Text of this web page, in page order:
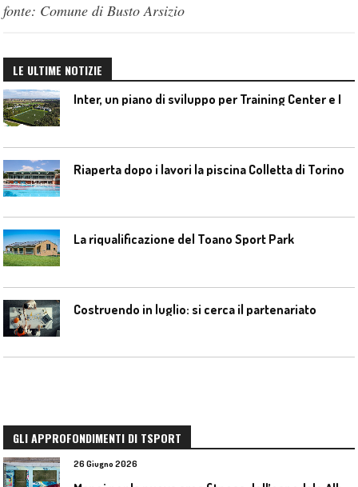
fonte: Comune di Busto Arsizio
LE ULTIME NOTIZIE
Riaperta dopo i lavori la piscina Colletta di Torino
La riqualificazione del Toano Sport Park
Costruendo in luglio: si cerca il partenariato
GLI APPROFONDIMENTI DI TSPORT
26 Giugno 2026